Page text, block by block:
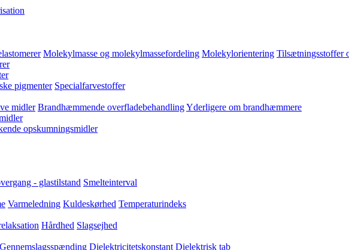
Molekylmasse og molekylmassefordeling Molekylorientering Tilsætningsstoffer
pigmenter Specialfarvestoffer
midler Brandhæmmende overfladebehandlingYderligere om brandhæmmere
opskumningsmidler
- glastilstand Smelteinterval
Varmeledning Kuldeskørhed Temperaturindeks
Hårdhed Slagsejhed
Gennemslagsspænding Dielektricitetskonstant Dielektrisk tab